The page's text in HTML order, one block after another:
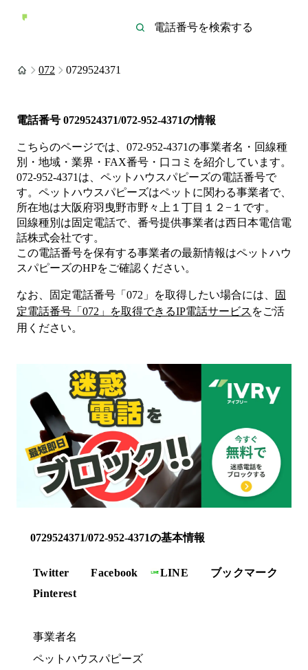
072 0729524371
電話番号 0729524371/072-952-4371の情報
こちらのページでは、 072-952-4371の事業者名・回線種
別・地域・業界・FAX番号・口コミを紹介しています。
072-952-4371 は、 ペットハウスパピーズの電話番号で
す。 ペットハウスパピーズはペット に関わる事業者で、
所在地は大阪府羽曳野市野々上１丁目１２−１ です。
回線種別は固定電話で、番号提供事業者は西日本電信電
話株式会社です。
この電話番号を保有する事業者の最新情報はペットハウ
スパピーズのHPをご確認ください。
なお、固定電話番号「 072 」を取得したい場合には、
固
定電話番号「 072 」を取得できるIP電話サービス をご活
用ください。
0729524371/072-952-4371の基本情報
Twitter Facebook LINE
ブックマーク
Pinterest
事業者名
ペットハウスパピーズ